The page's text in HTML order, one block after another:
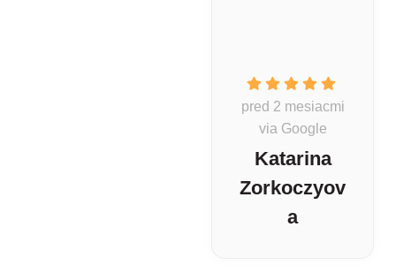
pred 2 mesiacmi
via Google
Katarina
Zorkoczyov
a